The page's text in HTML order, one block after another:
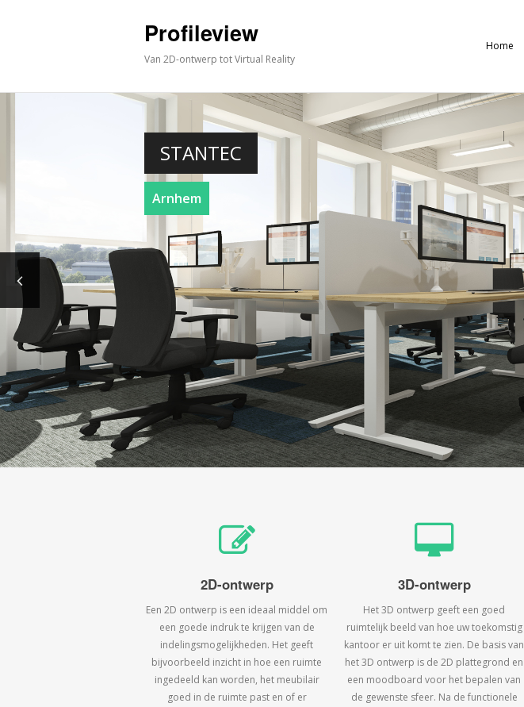
Profileview
Van 2D-ontwerp tot Virtual Reality
Home
STANTEC
Arnhem
2D-ontwerp
Een 2D ontwerp is een ideaal middel om
een goede indruk te krijgen van de
indelingsmogelijkheden. Het geeft
bijvoorbeeld inzicht in hoe een ruimte
ingedeeld kan worden, het meubilair
goed in de ruimte past en of er
3D-ontwerp
Het 3D ontwerp geeft een goed
ruimtelijk beeld van hoe uw toekomstig
kantoor er uit komt te zien. De basis van
het 3D ontwerp is de 2D plattegrond en
een moodboard voor het bepalen van
de gewenste sfeer. Na de functionele